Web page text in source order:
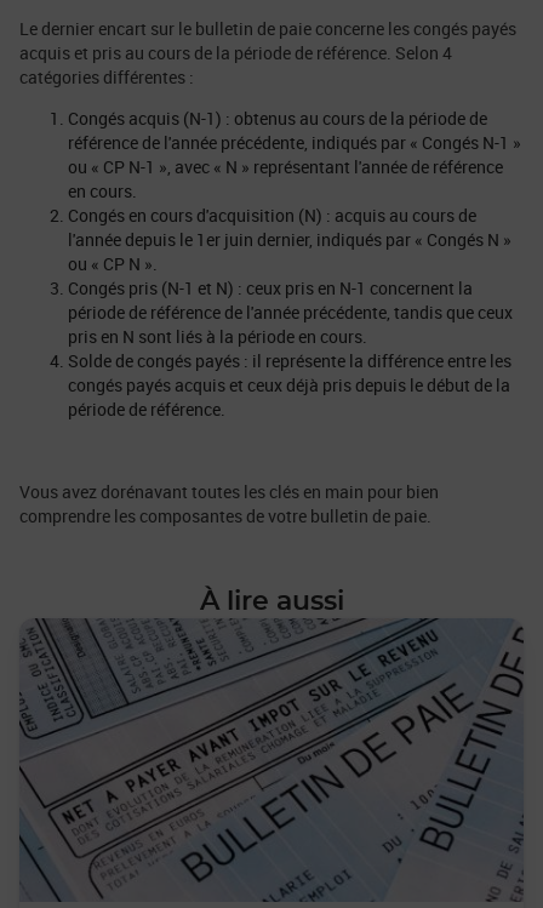
Le dernier encart sur le bulletin de paie concerne les congés payés
acquis et pris au cours de la période de référence. Selon 4
catégories différentes :
Congés acquis (N-1) : obtenus au cours de la période de
référence de l'année précédente, indiqués par « Congés N-1 »
ou « CP N-1 », avec « N » représentant l'année de référence
en cours.
Congés en cours d'acquisition (N) : acquis au cours de
l'année depuis le 1er juin dernier, indiqués par « Congés N »
ou « CP N ».
Congés pris (N-1 et N) : ceux pris en N-1 concernent la
période de référence de l'année précédente, tandis que ceux
pris en N sont liés à la période en cours.
Solde de congés payés : il représente la différence entre les
congés payés acquis et ceux déjà pris depuis le début de la
période de référence.
Vous avez dorénavant toutes les clés en main pour bien
comprendre les composantes de votre bulletin de paie.
À lire aussi